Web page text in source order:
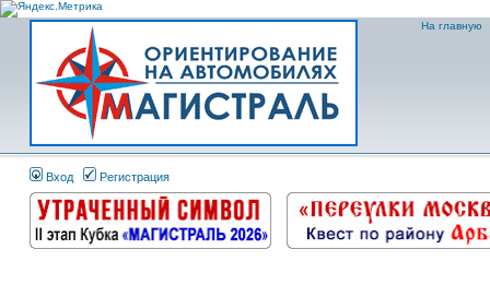
На главную
Вход Регистрация